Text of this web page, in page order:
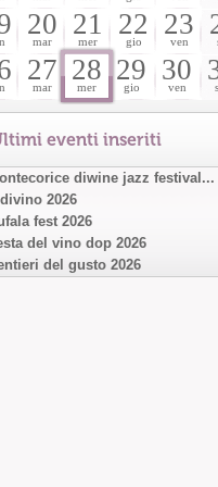
20
mar
21
mer
22
gio
23
ven
27
mar
28
mer
29
gio
30
ven
eventi inseriti
diwine jazz festival...
2026
fest 2026
del vino dop 2026
del gusto 2026